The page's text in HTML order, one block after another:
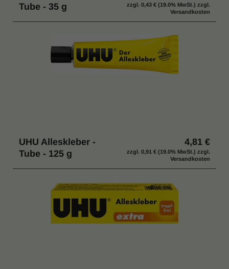
Tube - 35 g
zzgl. 0,43 € (19.0% MwSt.) zzgl.
Versandkosten
UHU Alleskleber -
Tube - 125 g
4,81 €
zzgl. 0,91 € (19.0% MwSt.) zzgl.
Versandkosten